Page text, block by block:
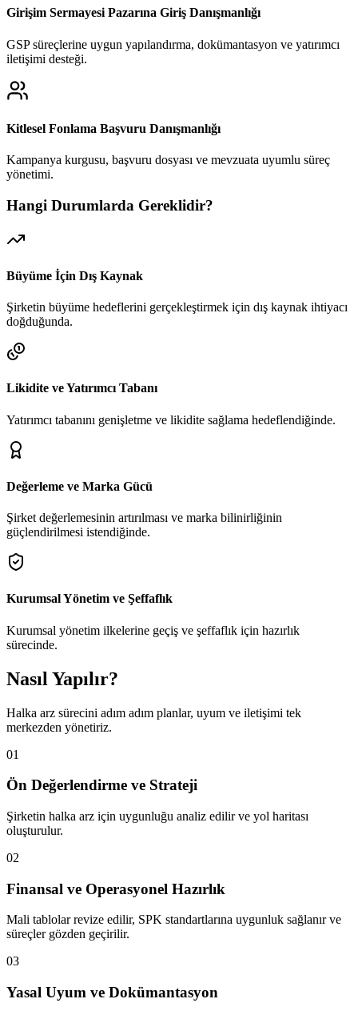
Girişim Sermayesi Pazarına Giriş Danışmanlığı
GSP süreçlerine uygun yapılandırma, dokümantasyon ve yatırımcı
iletişimi desteği.
Kitlesel Fonlama Başvuru Danışmanlığı
Kampanya kurgusu, başvuru dosyası ve mevzuata uyumlu süreç
yönetimi.
Hangi Durumlarda Gereklidir?
Büyüme İçin Dış Kaynak
Şirketin büyüme hedeflerini gerçekleştirmek için dış kaynak ihtiyacı
doğduğunda.
Likidite ve Yatırımcı Tabanı
Yatırımcı tabanını genişletme ve likidite sağlama hedeflendiğinde.
Değerleme ve Marka Gücü
Şirket değerlemesinin artırılması ve marka bilinirliğinin
güçlendirilmesi istendiğinde.
Kurumsal Yönetim ve Şeffaflık
Kurumsal yönetim ilkelerine geçiş ve şeffaflık için hazırlık
sürecinde.
Nasıl Yapılır?
Halka arz sürecini adım adım planlar, uyum ve iletişimi tek
merkezden yönetiriz.
01
Ön Değerlendirme ve Strateji
Şirketin halka arz için uygunluğu analiz edilir ve yol haritası
oluşturulur.
02
Finansal ve Operasyonel Hazırlık
Mali tablolar revize edilir, SPK standartlarına uygunluk sağlanır ve
süreçler gözden geçirilir.
03
Yasal Uyum ve Dokümantasyon